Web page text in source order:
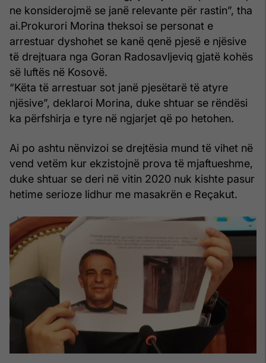
ne konsiderojmë se janë relevante për rastin”, tha
ai.Prokurori Morina theksoi se personat e
arrestuar dyshohet se kanë qenë pjesë e njësive
të drejtuara nga Goran Radosavljeviq gjatë kohës
së luftës në Kosovë.
“Këta të arrestuar sot janë pjesëtarë të atyre
njësive”, deklaroi Morina, duke shtuar se rëndësi
ka përfshirja e tyre në ngjarjet që po hetohen.
Ai po ashtu nënvizoi se drejtësia mund të vihet në
vend vetëm kur ekzistojnë prova të mjaftueshme,
duke shtuar se deri në vitin 2020 nuk kishte pasur
hetime serioze lidhur me masakrën e Reçakut.